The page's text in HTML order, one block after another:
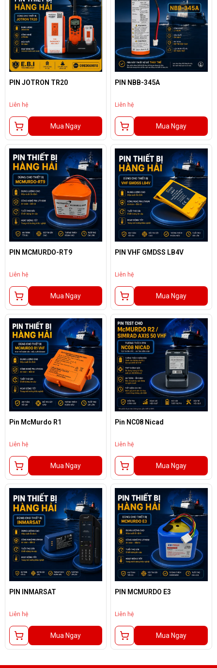
PIN JOTRON TR20
Liên hệ
Mua Ngay
PIN NBB-345A
Liên hệ
Mua Ngay
PIN MCMURDO-RT9
Liên hệ
Mua Ngay
PIN VHF GMDSS LB4V
Liên hệ
Mua Ngay
Pin McMurdo R1
Liên hệ
Mua Ngay
Pin NC08 Nicad
Liên hệ
Mua Ngay
PIN INMARSAT
Liên hệ
Mua Ngay
PIN MCMURDO E3
Liên hệ
Mua Ngay